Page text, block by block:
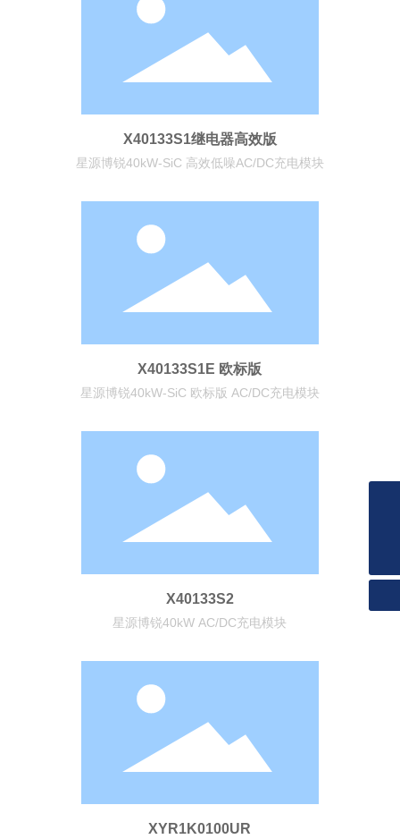
X40133S1继电器高效版
星源博锐40kW-SiC 高效低噪AC/DC充电模块
X40133S1E 欧标版
星源博锐40kW-SiC 欧标版 AC/DC充电模块
X40133S2
星源博锐40kW AC/DC充电模块
XYR1K0100UR
02988100020
info@xypower.com